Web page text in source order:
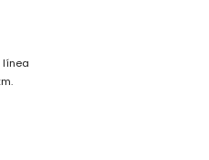
Jávea (a menos de 3 kilómetros
(a menos de 2 kilómetros de la
(> 100 kilómetros)
Valencia (> 100 kilómetros)
familias con niños
en el precio del alquiler de la
línea